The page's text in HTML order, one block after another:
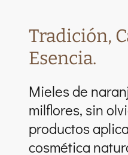
Tradición,
Esencia.
Mieles de
milflores, sin
productos
cosmética